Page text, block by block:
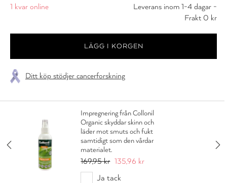
1 kvar online
Leverans inom 1-4 dagar -
Frakt 0 kr
Ditt köp stödjer cancerforskning
Impregnering från Collonil
Organic skyddar skinn och
läder mot smuts och fukt
samtidigt som den vårdar
materialet.
169,95 kr 135,96 kr
Ja tack